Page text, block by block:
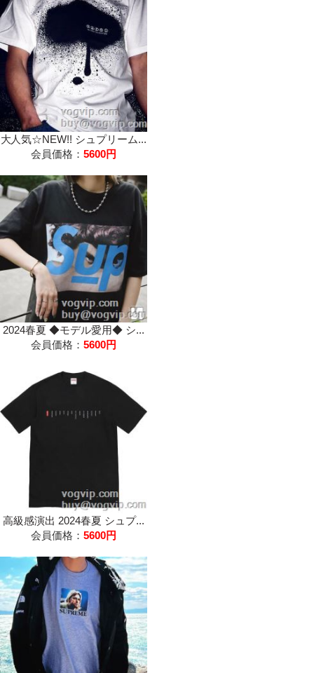
大人気☆NEW!! シュプリーム...
会員価格： 5600円
2024春夏 ◆モデル愛用◆ シ...
会員価格： 5600円
高級感演出 2024春夏 シュプ...
会員価格： 5600円